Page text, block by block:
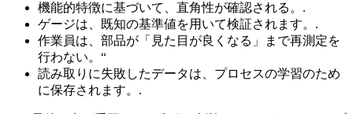
機能的特徴に基づいて、直角性が確認される。.
ゲージは、既知の基準値を用いて検証されます。.
作業員は、部品が「見た目が良くなる」まで再測定を
行わない。“
読み取りに失敗したデータは、プロセスの学習のため
に保存されます。.